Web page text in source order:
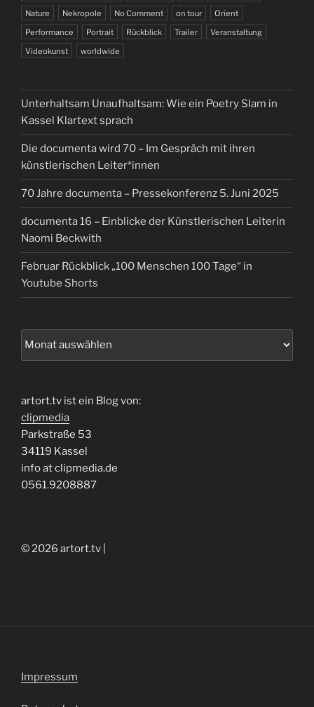
Nature
Nekropole No Comment on tour
Orient
Performance
Portrait Rückblick Trailer
Veranstaltung
Videokunst
worldwide
Unterhaltsam Unaufhaltsam: Wie ein Poetry Slam in
Kassel Klartext sprach
Die documenta wird 70 – Im Gespräch mit ihren
künstlerischen Leiter*innen
70 Jahre documenta – Pressekonferenz 5. Juni 2025
documenta 16 – Einblicke der Künstlerischen Leiterin
Naomi Beckwith
Februar Rückblick „100 Menschen 100 Tage“ in
Youtube Shorts
artort.tv ist ein Blog von:
clipmedia
Parkstraße 53
34119 Kassel
info at clipmedia.de
0561.9208887
© 2026 artort.tv |
Impressum